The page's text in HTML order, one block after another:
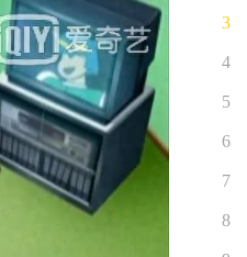
3
4
5
6
7
8